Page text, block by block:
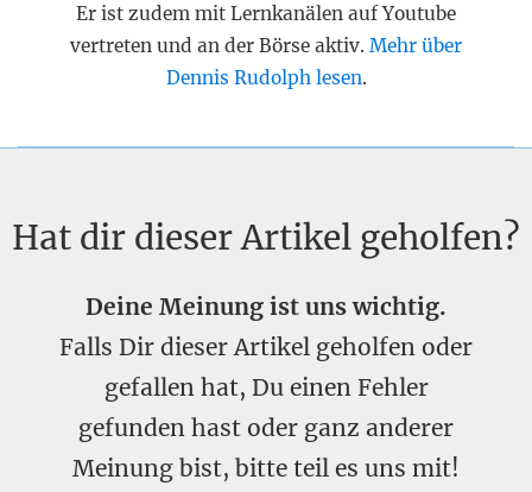
Er ist zudem mit Lernkanälen auf Youtube
vertreten und an der Börse aktiv. Mehr über
Dennis Rudolph lesen.
Hat dir dieser Artikel geholfen?
Deine Meinung ist uns wichtig.
Falls Dir dieser Artikel geholfen oder
gefallen hat, Du einen Fehler
gefunden hast oder ganz anderer
Meinung bist, bitte teil es uns mit!